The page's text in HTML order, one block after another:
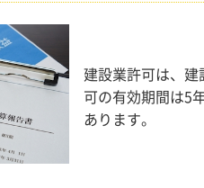
建設業許可は、建
可の有効期間は5
あります。